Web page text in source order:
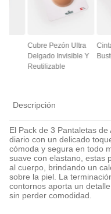
Cubre Pezón Ultra
Delgado Invisible Y
Reutilizable
Descripción
El Pack de 3 Pantaletas
diario con un delicado
cómoda y segura en todo
suave con elastano, estas
al cuerpo, brindando un
sobre la piel. La
contornos aporta un
sin perder comodidad.